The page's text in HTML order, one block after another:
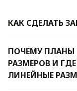
КАК СДЕЛАТЬ
ПОЧЕМУ
РАЗМЕРОВ И
ЛИНЕЙНЫЕ